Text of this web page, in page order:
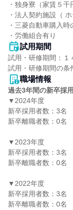
・独身寮（家賃５
・法人契約施設（
・三菱自動車購入時
・労働組合有り
試用期間
試用・研修期間：１
職場情報
過去3年間の新卒採
▼2024年度
新卒採用者数：3名
新卒離職者数：0名
▼2023年度
新卒採用者数：3名
新卒離職者数：0名
▼2022年度
新卒採用者数：3名
新卒離職者数：0名